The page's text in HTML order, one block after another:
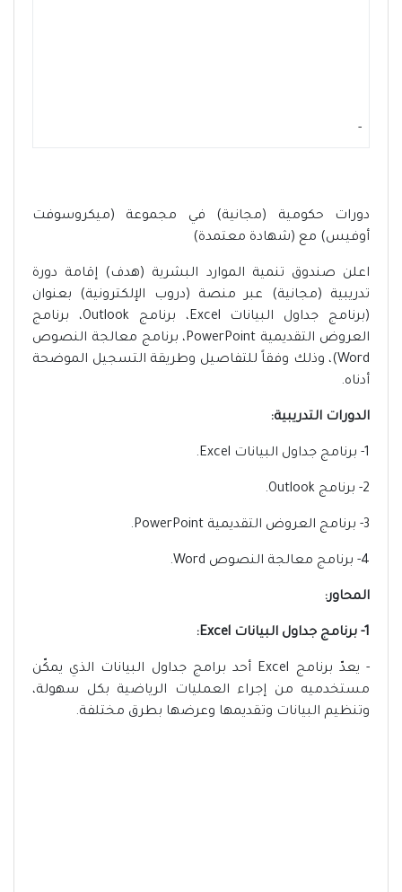
-
دورات حكومية (مجانية) في مجموعة (ميكروسوفت
أوفيس) مع (شهادة معتمدة)
اعلن صندوق تنمية الموارد البشرية (هدف) إقامة دورة
تدريبية (مجانية) عبر منصة (دروب الإلكترونية) بعنوان
(برنامج جداول البيانات Excel، برنامج Outlook، برنامج
العروض التقديمية PowerPoint، برنامج معالجة النصوص
Word)، وذلك وفقاً للتفاصيل وطريقة التسجيل الموضحة
أدناه.
الدورات التدريبية:
1- برنامج جداول البيانات Excel.
2- برنامج Outlook.
3- برنامج العروض التقديمية PowerPoint.
4- برنامج معالجة النصوص Word.
المحاور:
1- برنامج جداول البيانات Excel:
- يعدّ برنامج Excel أحد برامج جداول البيانات الذي يمكّن
مستخدميه من إجراء العمليات الرياضية بكل سهولة،
وتنظيم البيانات وتقديمها وعرضها بطرق مختلفة.